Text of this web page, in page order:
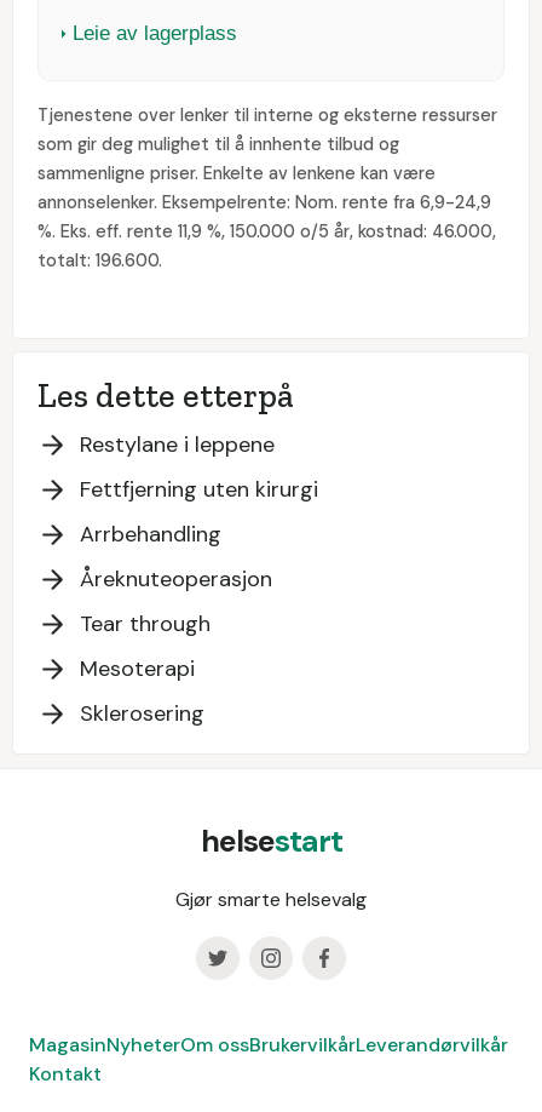
Leie av lagerplass
Tjenestene over lenker til interne og eksterne ressurser
som gir deg mulighet til å innhente tilbud og
sammenligne priser. Enkelte av lenkene kan være
annonselenker. Eksempelrente: Nom. rente fra 6,9-24,9
%. Eks. eff. rente 11,9 %, 150.000 o/5 år, kostnad: 46.000,
totalt: 196.600.
Les dette etterpå
Restylane i leppene
Fettfjerning uten kirurgi
Arrbehandling
Åreknuteoperasjon
Tear through
Mesoterapi
Sklerosering
helsestart
Gjør smarte helsevalg
MagasinNyheterOm ossBrukervilkårLeverandørvilkår
Kontakt